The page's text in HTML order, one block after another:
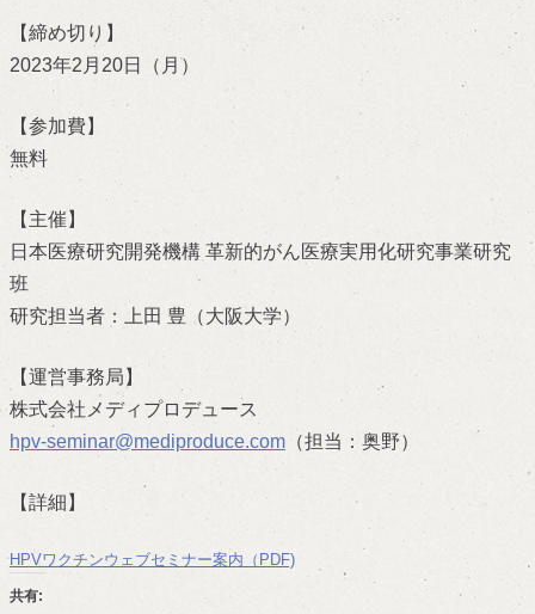
【締め切り】
2023年2月20日（月）
【参加費】
無料
【主催】
日本医療研究開発機構 革新的がん医療実用化研究事業研究
班
研究担当者：上田 豊（大阪大学）
【運営事務局】
株式会社メディプロデュース
hpv-seminar@mediproduce.com （担当：奥野）
【詳細】
HPVワクチンウェブセミナー案内（PDF)
共有: